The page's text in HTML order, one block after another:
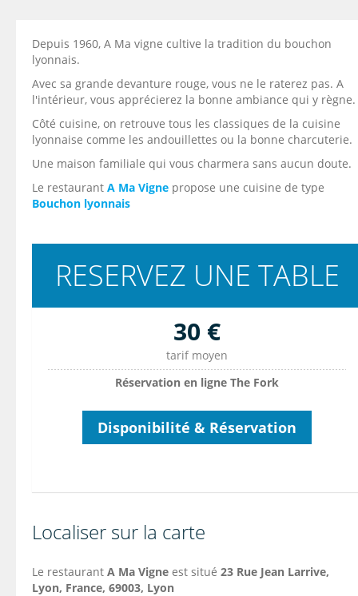
Depuis 1960, A Ma vigne cultive la tradition du bouchon
lyonnais.
Avec sa grande devanture rouge, vous ne le raterez pas. A
l'intérieur, vous apprécierez la bonne ambiance qui y règne.
Côté cuisine, on retrouve tous les classiques de la cuisine
lyonnaise comme les andouillettes ou la bonne charcuterie.
Une maison familiale qui vous charmera sans aucun doute.
Le restaurant A Ma Vigne propose une cuisine de type
Bouchon lyonnais
RESERVEZ UNE TABLE
30 €
tarif moyen
Réservation en ligne The Fork
Disponibilité & Réservation
Localiser sur la carte
Le restaurant A Ma Vigne est situé 23 Rue Jean Larrive,
Lyon, France, 69003, Lyon